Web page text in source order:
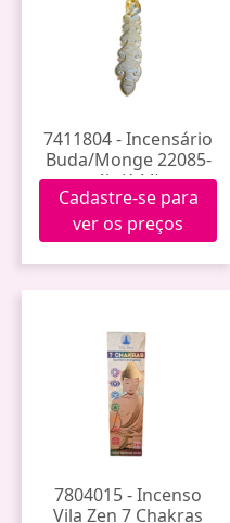
7411804 - Incensário
Buda/Monge 22085-
4b (144)
Cadastre-se para
ver os preços
7804015 - Incenso
Vila Zen 7 Chakras